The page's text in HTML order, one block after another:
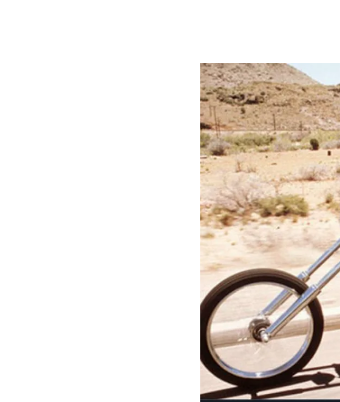
NEWS
FOTO
CONCORSI
EVENTI
VIDEO
PRINCIPATO